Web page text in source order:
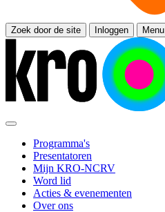
Zoek door de site Inloggen Menu
Programma's
Presentatoren
Mijn KRO-NCRV
Word lid
Acties & evenementen
Over ons